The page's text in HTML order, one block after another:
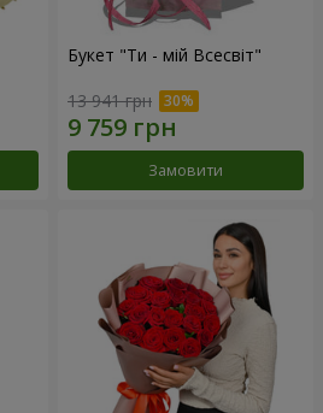
Букет "Ти - мій Всесвіт"
13 941 грн
Замовити